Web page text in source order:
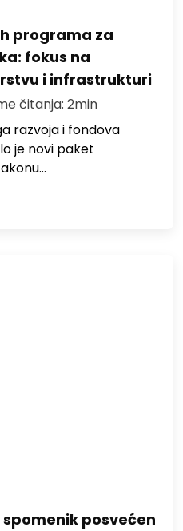
programa za
fokus na
i infrastrukturi
čitanja: 2min
razvoja i fondova
je novi paket
spomenik posvećen